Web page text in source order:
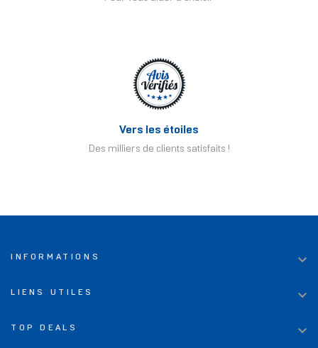
Vers les étoiles
Des milliers de clients satisfaits !
INFORMATIONS 
LIENS UTILES 
TOP DEALS 